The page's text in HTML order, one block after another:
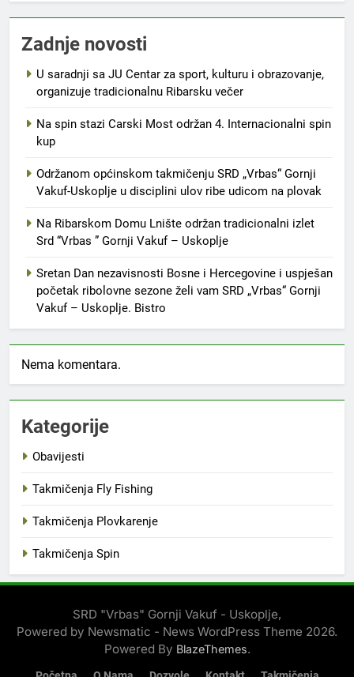
Zadnje novosti
U saradnji sa JU Centar za sport, kulturu i obrazovanje,
organizuje tradicionalnu Ribarsku večer
Na spin stazi Carski Most održan 4. Internacionalni spin
kup
Održanom općinskom takmičenju SRD „Vrbas“ Gornji
Vakuf-Uskoplje u disciplini ulov ribe udicom na plovak
Na Ribarskom Domu Lnište održan tradicionalni izlet
Srd “Vrbas ” Gornji Vakuf – Uskoplje
Sretan Dan nezavisnosti Bosne i Hercegovine i uspješan
početak ribolovne sezone želi vam SRD „Vrbas“ Gornji
Vakuf – Uskoplje. Bistro
Nema komentara.
Kategorije
Obavijesti
Takmičenja Fly Fishing
Takmičenja Plovkarenje
Takmičenja Spin
SRD "Vrbas" Gornji Vakuf - Uskoplje,
Powered by Newsmatic - News WordPress Theme 2026.
Powered By BlazeThemes.